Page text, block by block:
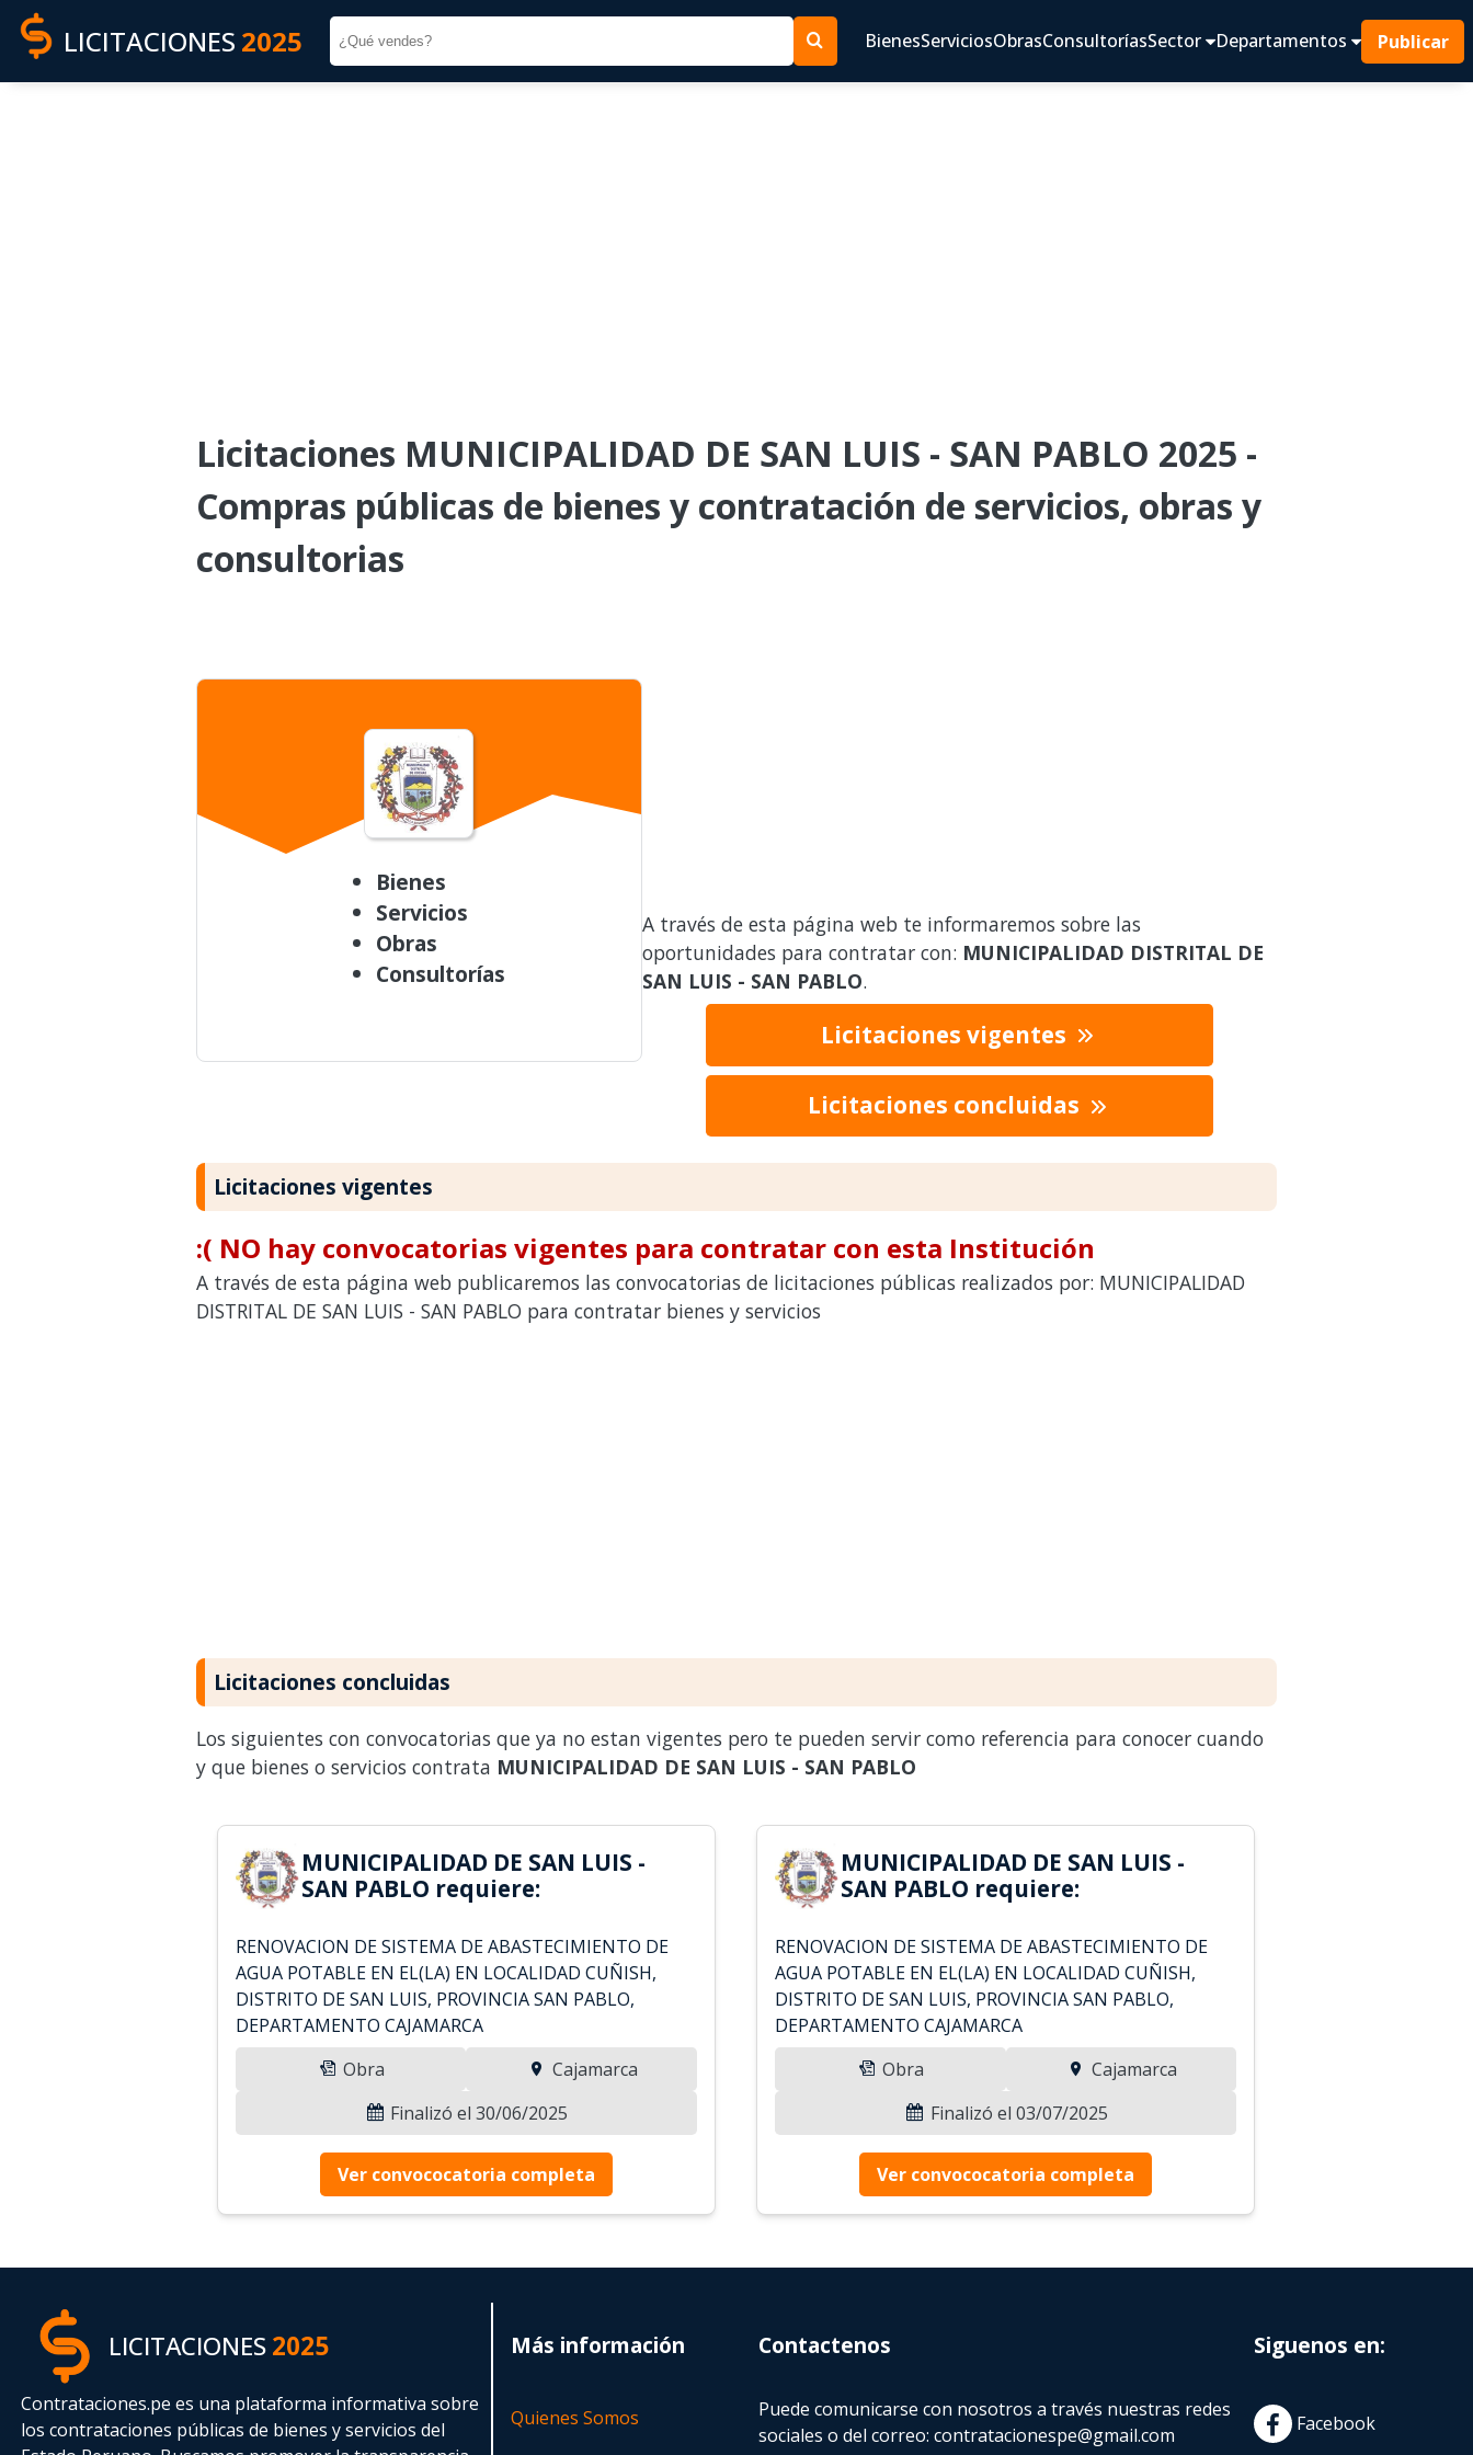
LICITACIONES 2025 BienesServiciosObrasConsultoríasSector Departamentos Publicar
Licitaciones MUNICIPALIDAD DE SAN LUIS - SAN PABLO 2025 -
Compras públicas de bienes y contratación de servicios, obras y
consultorias
Bienes
Servicios
Obras
Consultorías
A través de esta página web te informaremos sobre las
oportunidades para contratar con: MUNICIPALIDAD DISTRITAL DE
SAN LUIS - SAN PABLO.
Licitaciones vigentes
Licitaciones concluidas
Licitaciones vigentes
:( NO hay convocatorias vigentes para contratar con esta Institución
A través de esta página web publicaremos las convocatorias de licitaciones públicas realizados por: MUNICIPALIDAD
DISTRITAL DE SAN LUIS - SAN PABLO para contratar bienes y servicios
Licitaciones concluidas
Los siguientes con convocatorias que ya no estan vigentes pero te pueden servir como referencia para conocer cuando
y que bienes o servicios contrata MUNICIPALIDAD DE SAN LUIS - SAN PABLO
MUNICIPALIDAD DE SAN LUIS -
SAN PABLO requiere:
RENOVACION DE SISTEMA DE ABASTECIMIENTO DE
AGUA POTABLE EN EL(LA) EN LOCALIDAD CUÑISH,
DISTRITO DE SAN LUIS, PROVINCIA SAN PABLO,
DEPARTAMENTO CAJAMARCA
Obra
Cajamarca
Finalizó el 30/06/2025
Ver convococatoria completa
MUNICIPALIDAD DE SAN LUIS -
SAN PABLO requiere:
RENOVACION DE SISTEMA DE ABASTECIMIENTO DE
AGUA POTABLE EN EL(LA) EN LOCALIDAD CUÑISH,
DISTRITO DE SAN LUIS, PROVINCIA SAN PABLO,
DEPARTAMENTO CAJAMARCA
Obra
Cajamarca
Finalizó el 03/07/2025
Ver convococatoria completa
LICITACIONES2025
Contrataciones.pe es una plataforma informativa sobre
los contrataciones públicas de bienes y servicios del
Más información
Quienes Somos
Contactenos
Puede comunicarse con nosotros a través nuestras redes
sociales o del correo:contratacionespe@gmail.com
Siguenos en:
Facebook